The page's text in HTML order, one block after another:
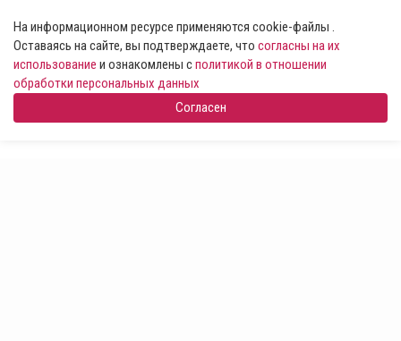
На информационном ресурсе применяются cookie-файлы .
Оставаясь на сайте, вы подтверждаете, что согласны на их
использование и ознакомлены сполитикой в отношении
обработки персональных данных
Согласен